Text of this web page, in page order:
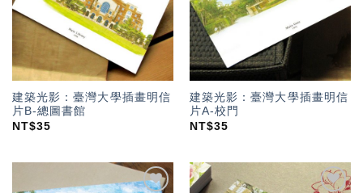
建築光影：臺灣大學插畫明信
片B-總圖書館
NT$35
建築光影：臺灣大學插畫明信
片A-校門
NT$35